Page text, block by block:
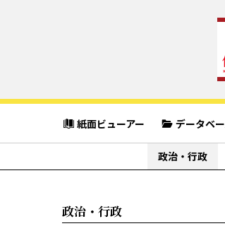
紙面ビューアー データベ
政治・行政
政治・行政